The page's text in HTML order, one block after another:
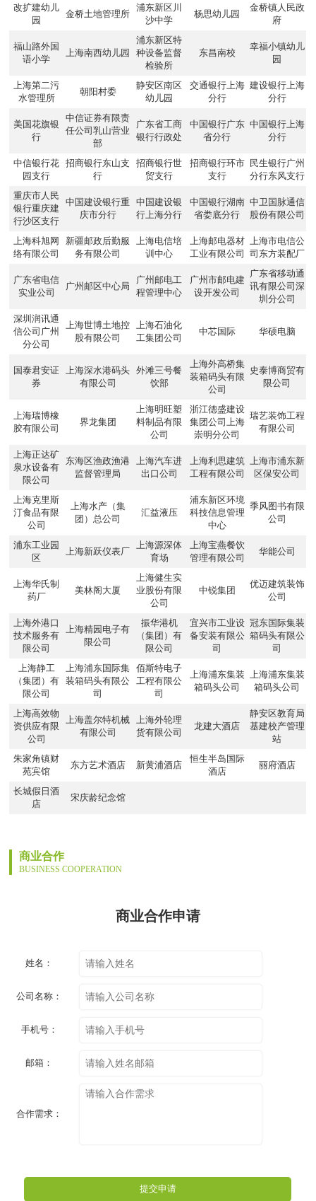
改扩建幼儿
园
金桥土地管理所
浦东新区川
沙中学
杨思幼儿园
金桥镇人民政
府
福山路外国
语小学
上海南西幼儿园
浦东新区特
种设备监督
检验所
东昌南校
幸福小镇幼儿
园
上海第二污
水管理所
朝阳村委
静安区南区
幼儿园
交通银行上海
分行
建设银行上海
分行
美国花旗银
行
中信证券有限责
任公司乳山营业
部
广东省工商
银行行政处
中国银行广东
省分行
中国银行上海
分行
中信银行花
园支行
招商银行东山支
行
招商银行世
贸支行
招商银行环市
支行
民生银行广州
分行东风支行
重庆市人民
银行重庆建
行沙区支行
中国建设银行重
庆市分行
中国建设银
行上海分行
中国银行湖南
省娄底分行
中卫国脉通信
股份有限公司
上海科旭网
络有限公司
新疆邮政后勤服
务有限公司
上海电信培
训中心
上海邮电器材
工业有限公司
上海市电信公
司东方装配厂
广东省电信
实业公司
广州邮区中心局
广州邮电工
程管理中心
广州市邮电建
设开发公司
广东省移动通
讯有限公司深
圳分公司
深圳润讯通
信公司广州
分公司
上海世博土地控
股有限公司
上海石油化
工集团公司
中芯国际 华硕电脑
国泰君安证
券
上海深水港码头
有限公司
外滩三号餐
饮部
上海外高桥集
装箱码头有限
公司
史泰博商贸有
限公司
上海瑞博橡
胶有限公司
界龙集团
上海明旺塑
料制品有限
公司
浙江德盛建设
集团公司上海
崇明分公司
瑞艺装饰工程
有限公司
上海正达矿
泉水设备有
限公司
东海区渔政渔港
监督管理局
上海汽车进
出口公司
上海利思建筑
工程有限公司
上海市浦东新
区保安公司
上海克里斯
汀食品有限
公司
上海水产（集
团）总公司
汇益液压
浦东新区环境
科技信息管理
中心
季风图书有限
公司
浦东工业园
区
上海新跃仪表厂
上海源深体
育场
上海宝燕餐饮
管理有限公司
华能公司
上海华氏制
药厂
美林阁大厦
上海健生实
业股份有限
公司
中锐集团
优迈建筑装饰
公司
上海外港口
技术服务有
限公司
上海精园电子有
限公司
振华港机
（集团）有
限公司
宜兴市工业设
备安装有限公
司
冠东国际集装
箱码头有限公
司
上海静工
（集团）有
限公司
上海浦东国际集
装箱码头有限公
司
佰斯特电子
工程有限公
司
上海浦东集装
箱码头公司
上海浦东集装
箱码头公司
上海高效物
资供应有限
公司
上海盖尔特机械
有限公司
上海外轮理
货有限公司
龙建大酒店
静安区教育局
基建校产管理
站
朱家角镇财
苑宾馆
东方艺术酒店 新黄浦酒店
恒生半岛国际
酒店
丽府酒店
长城假日酒
店
宋庆龄纪念馆
商业合作
BUSINESS COOPERATION
商业合作申请
姓名：
公司名称：
手机号：
邮箱：
合作需求：